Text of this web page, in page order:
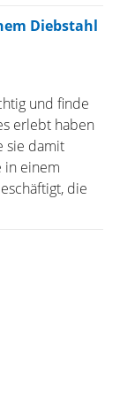
Diebstahl
und finde
erlebt haben
sie damit
in einem
die